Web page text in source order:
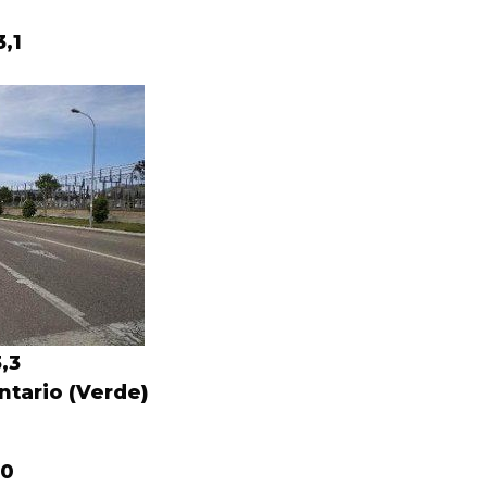
(Verde)